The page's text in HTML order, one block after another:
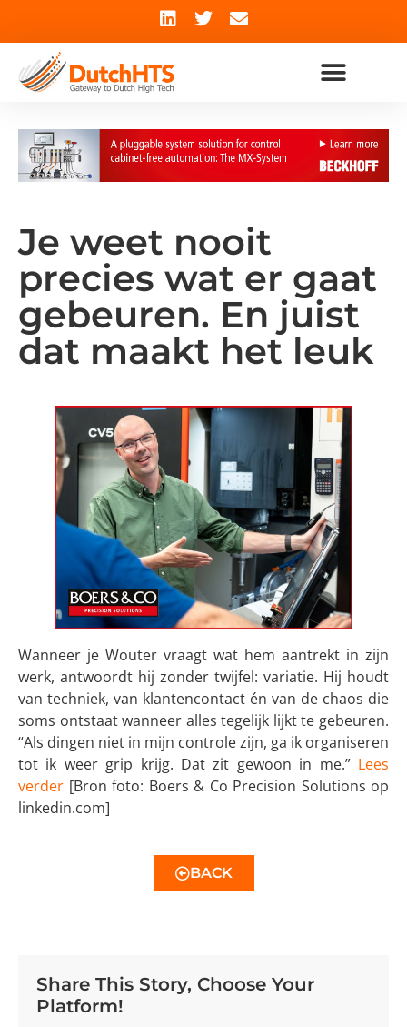
Je weet nooit
precies wat er gaat
gebeuren. En juist
dat maakt het leuk
Wanneer je Wouter vraagt wat hem aantrekt in zijn
werk, antwoordt hij zonder twijfel: variatie. Hij houdt
van techniek, van klantencontact én van de chaos die
soms ontstaat wanneer alles tegelijk lijkt te gebeuren.
“Als dingen niet in mijn controle zijn, ga ik organiseren
tot ik weer grip krijg. Dat zit gewoon in me.” Lees
verder [Bron foto: Boers & Co Precision Solutions op
linkedin.com]
BACK
Share This Story, Choose Your
Platform!